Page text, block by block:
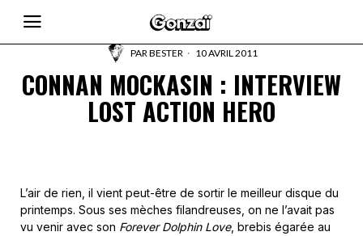
PARBESTER 10 AVRIL 2011
CONNAN MOCKASIN : INTERVIEW
LOST ACTION HERO
L’air de rien, il vient peut-être de sortir le meilleur disque du
printemps. Sous ses mèches filandreuses, on ne l’avait pas
vu venir avec son Forever Dolphin Love, brebis égarée au